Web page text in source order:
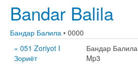
Bandar Balila
Бандар Балила • 0000
« 051 Zoriyot I
Зориёт
Бандар Балила
Mp3